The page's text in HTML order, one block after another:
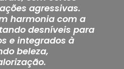
agressivas.
harmonia com a
desníveis para
e integrados à
beleza,